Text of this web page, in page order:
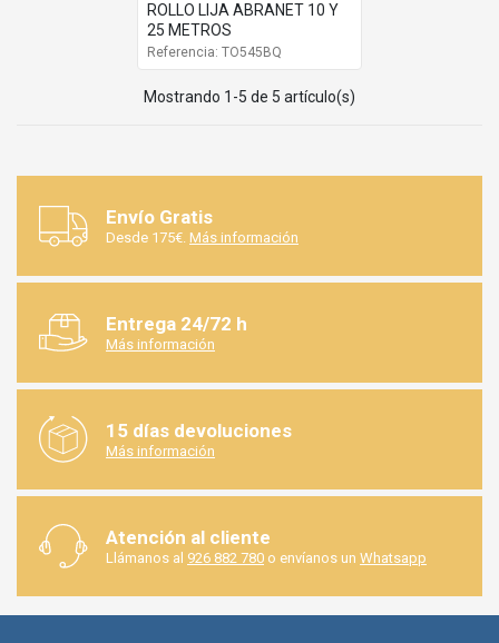
ROLLO LIJA ABRANET 10 Y
25 METROS
Referencia: TO545BQ
Mostrando 1-5 de 5 artículo(s)
Envío Gratis
Desde 175€. Más información
Entrega 24/72 h
Más información
15 días devoluciones
Más información
Atención al cliente
Llámanos al 926 882 780 o envíanos un Whatsapp